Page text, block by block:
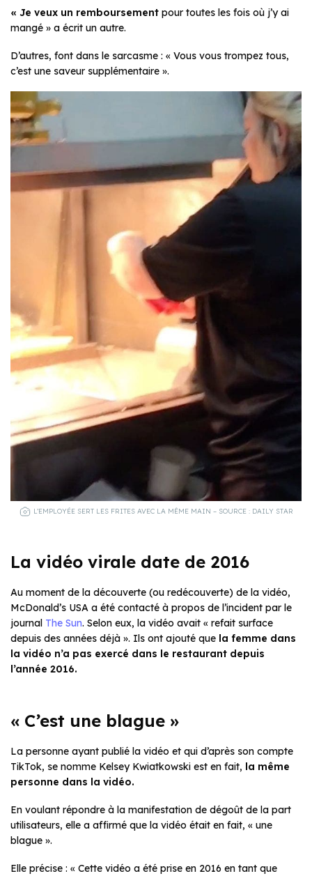
« Je veux un remboursement pour toutes les fois où j’y ai
mangé » a écrit un autre.
D’autres, font dans le sarcasme : « Vous vous trompez tous,
c’est une saveur supplémentaire ».
L’EMPLOYÉE SERT LES FRITES AVEC LA MÊME MAIN – SOURCE : DAILY STAR
La vidéo virale date de 2016
Au moment de la découverte (ou redécouverte) de la vidéo,
McDonald’s USA a été contacté à propos de l’incident par le
journal The Sun. Selon eux, la vidéo avait « refait surface
depuis des années déjà ». Ils ont ajouté que la femme dans
la vidéo n’a pas exercé dans le restaurant depuis
l’année 2016.
« C’est une blague »
La personne ayant publié la vidéo et qui d’après son compte
TikTok, se nomme Kelsey Kwiatkowski est en fait, la même
personne dans la vidéo.
En voulant répondre à la manifestation de dégoût de la part
utilisateurs, elle a affirmé que la vidéo était en fait, « une
blague ».
Elle précise : « Cette vidéo a été prise en 2016 en tant que